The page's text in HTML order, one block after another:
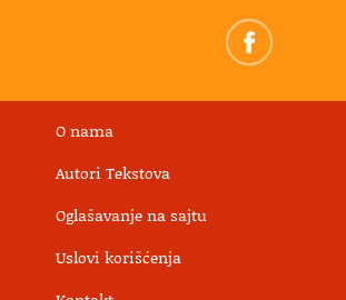
O nama
Autori Tekstova
Oglašavanje na sajtu
Uslovi korišćenja